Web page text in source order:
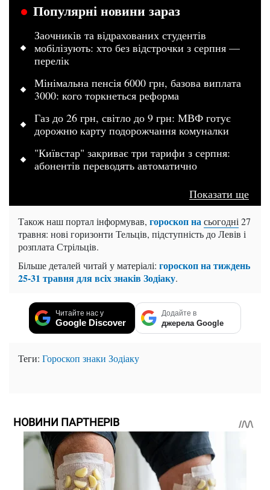
Популярні новини зараз
Заочників та відрахованих студентів
мобілізують: хто без відстрочки з серпня —
перелік
Мінімальна пенсія 6000 грн, базова виплата
3000: кого торкнеться реформа
Газ до 26 грн, світло до 9 грн: МВФ готує
дорожню карту подорожчання комуналки
"Київстар" закриває три тарифи з серпня:
абонентів переводять автоматично
Показати ще
Також наш портал інформував, гороскоп насьогодні 27
травня: нові горизонти Тельців, підступність до Левів і
розплата Стрільців.
Більше деталей читай у матеріалі: гороскоп на тиждень
25-31 травня для всіх знаків Зодіаку.
Читайте нас у
Google Discover
Додайте в
джерела Google
Теги: Гороскоп знаки Зодіаку
НОВИНИ ПАРТНЕРІВ